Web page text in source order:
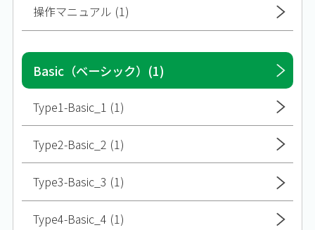
操作マニュアル (1)
Basic（ベーシック）(1)
Type1-Basic_1 (1)
Type2-Basic_2 (1)
Type3-Basic_3 (1)
Type4-Basic_4 (1)